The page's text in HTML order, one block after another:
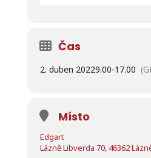
Čas
2. duben 20229.00-17.00
Místo
Edgart
Lázně Libverda 70, 46362